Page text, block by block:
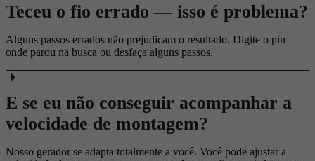
Teceu o fio errado — isso é problema?
Alguns passos errados não prejudicam o resultado. Digite o pin
onde parou na busca ou desfaça alguns passos.
E se eu não conseguir acompanhar a
velocidade de montagem?
Nosso gerador se adapta totalmente a você. Você pode ajustar a